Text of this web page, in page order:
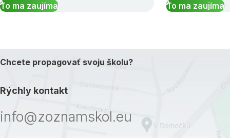
To ma zaujíma
To ma zaujíma
Chcete propagovať svoju školu?
Rýchly kontakt
info@zoznamskol.eu